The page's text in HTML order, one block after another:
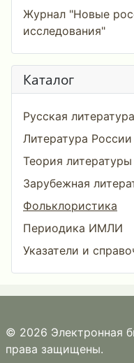
Журнал "Новые
исследования"
Каталог
Русская литература
Литература
Теория литературы
Зарубежная
Фольклористика
Периодика ИМЛИ
Указатели и
© 2026 Электронная
права защищены.